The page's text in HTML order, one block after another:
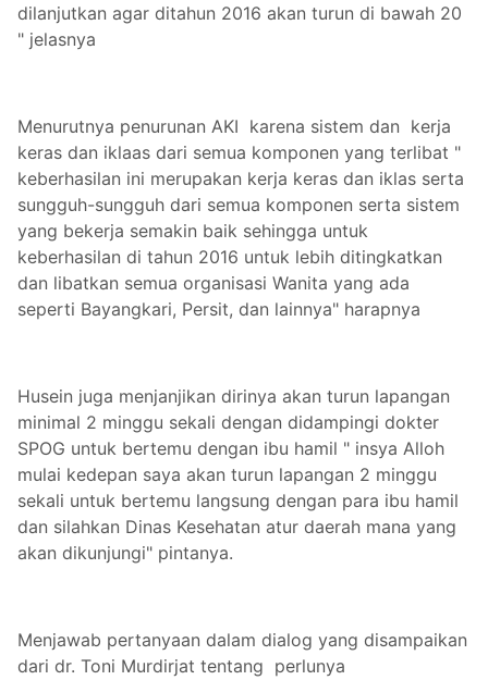
dilanjutkan agar ditahun 2016 akan turun di bawah 20
" jelasnya
Menurutnya penurunan AKI karena sistem dan kerja
keras dan iklaas dari semua komponen yang terlibat "
keberhasilan ini merupakan kerja keras dan iklas serta
sungguh-sungguh dari semua komponen serta sistem
yang bekerja semakin baik sehingga untuk
keberhasilan di tahun 2016 untuk lebih ditingkatkan
dan libatkan semua organisasi Wanita yang ada
seperti Bayangkari, Persit, dan lainnya" harapnya
Husein juga menjanjikan dirinya akan turun lapangan
minimal 2 minggu sekali dengan didampingi dokter
SPOG untuk bertemu dengan ibu hamil " insya Alloh
mulai kedepan saya akan turun lapangan 2 minggu
sekali untuk bertemu langsung dengan para ibu hamil
dan silahkan Dinas Kesehatan atur daerah mana yang
akan dikunjungi" pintanya.
Menjawab pertanyaan dalam dialog yang disampaikan
dari dr. Toni Murdirjat tentang perlunya